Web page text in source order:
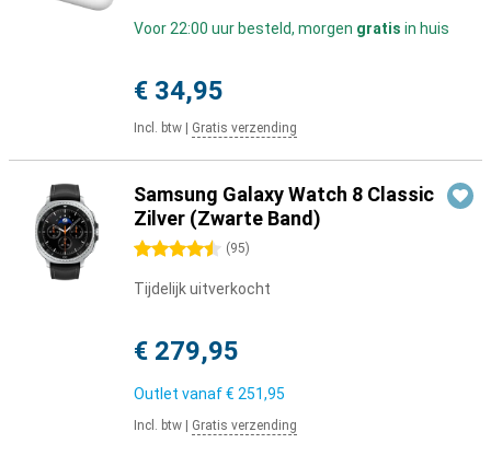
Voor 22:00 uur besteld, morgen gratis in huis
€ 34,95
Incl. btw Gratis verzending
Samsung Galaxy Watch 8 Classic
Zilver (Zwarte Band)
4.5 sterren (95)
Tijdelijk uitverkocht
€ 279,95
Outlet vanaf€ 251,95
Incl. btw Gratis verzending